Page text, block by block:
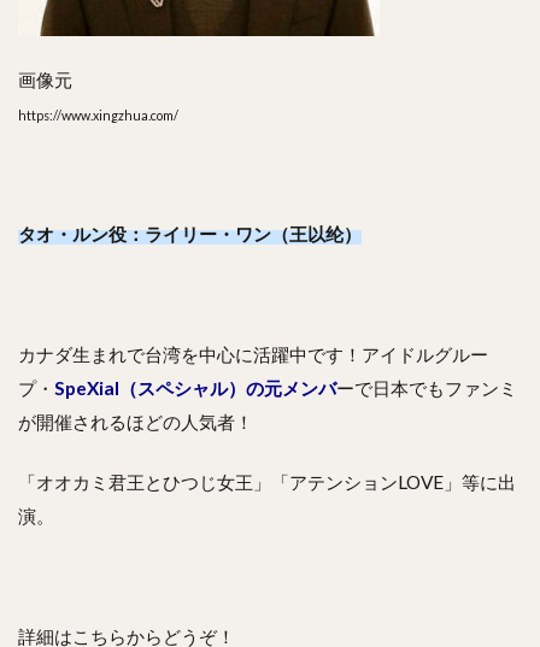
画像元
https://www.xingzhua.com/
タオ・ルン役：ライリー・ワン（王以纶）
カナダ生まれで台湾を中心に活躍中です！アイドルグルー
プ・ SpeXial（スペシャル）の元メンバーで日本でもファンミ
が開催されるほどの人気者！
「オオカミ君王とひつじ女王」「アテンションLOVE」等に出
演。
詳細はこちらからどうぞ！